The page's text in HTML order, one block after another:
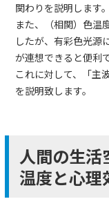
関わりを説明します。
また、（相関）色温
したが、有彩色光源
が連想できると便利
これに対して、「主
を説明致します。
人間の生活
温度と心理